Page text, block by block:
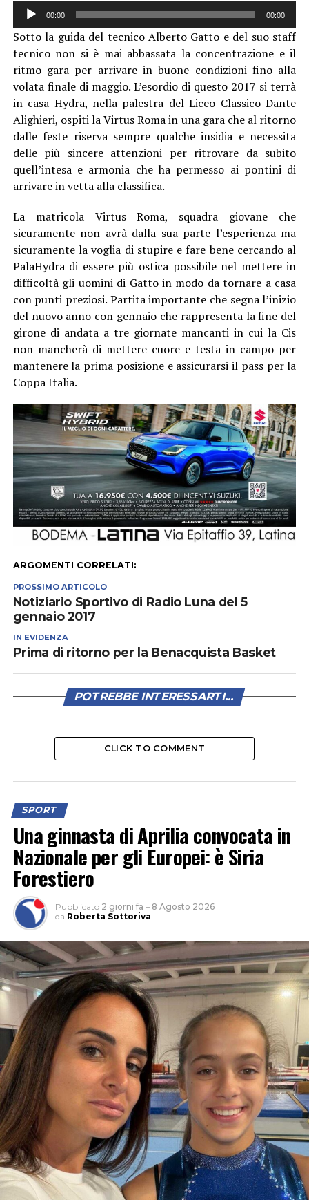
Audio
00:00 00:00
Sotto la guida del tecnico Alberto Gatto e del suo staff
tecnico non si è mai abbassata la concentrazione e il
ritmo gara per arrivare in buone condizioni fino alla
volata finale di maggio. L’esordio di questo 2017 si terrà
in casa Hydra, nella palestra del Liceo Classico Dante
Alighieri, ospiti la Virtus Roma in una gara che al ritorno
dalle feste riserva sempre qualche insidia e necessita
delle più sincere attenzioni per ritrovare da subito
quell’intesa e armonia che ha permesso ai pontini di
arrivare in vetta alla classifica.
La matricola Virtus Roma, squadra giovane che
sicuramente non avrà dalla sua parte l’esperienza ma
sicuramente la voglia di stupire e fare bene cercando al
PalaHydra di essere più ostica possibile nel mettere in
difficoltà gli uomini di Gatto in modo da tornare a casa
con punti preziosi. Partita importante che segna l’inizio
del nuovo anno con gennaio che rappresenta la fine del
girone di andata a tre giornate mancanti in cui la Cis
non mancherà di mettere cuore e testa in campo per
mantenere la prima posizione e assicurarsi il pass per la
Coppa Italia.
ARGOMENTI CORRELATI:
PROSSIMO ARTICOLO
Notiziario Sportivo di Radio Luna del 5
gennaio 2017
IN EVIDENZA
Prima di ritorno per la Benacquista Basket
POTREBBE INTERESSARTI...
CLICK TO COMMENT
SPORT
Una ginnasta di Aprilia convocata in
Nazionale per gli Europei: è Siria
Forestiero
Pubblicato 2 giorni fa – 8 Agosto 2026
da Roberta Sottoriva